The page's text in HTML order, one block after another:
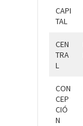
CAPI
TAL
CEN
TRA
L
CON
CEP
CIÓ
N